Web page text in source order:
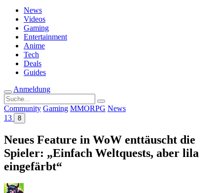
News
Videos
Gaming
Entertainment
Anime
Tech
Deals
Guides
Anmeldung
Suche
nach:
Community Gaming MMORPG News
13
8
Neues Feature in WoW enttäuscht die
Spieler: „Einfach Weltquests, aber lila
eingefärbt“